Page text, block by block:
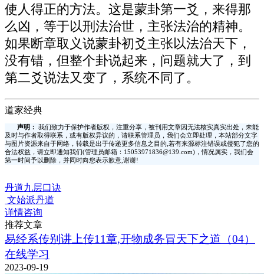
使人得正的方法。这是蒙卦第一爻，来得那
么凶，等于以刑法治世，主张法治的精神。
如果断章取义说蒙卦初爻主张以法治天下，
没有错，但整个卦说起来，问题就大了，到
第二爻说法又变了，系统不同了。
道家经典
声明：
我们致力于保护作者版权，注重分享，被刊用文章因无法核实真实出处，未能
及时与作者取得联系，或有版权异议的，请联系管理员，我们会立即处理，本站部分文字
与图片资源来自于网络，转载是出于传递更多信息之目的,若有来源标注错误或侵犯了您的
合法权益，请立即通知我们(管理员邮箱：15053971836@139.com)，情况属实，我们会
第一时间予以删除，并同时向您表示歉意,谢谢!
丹道九层口诀
文始派丹道
详情咨询
推荐文章
易经系传别讲上传11章,开物成务冒天下之道（04）
在线学习
2023-09-19